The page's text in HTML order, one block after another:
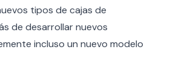
tipos de cajas de
de desarrollar nuevos
incluso un nuevo modelo